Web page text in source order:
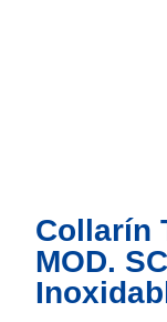
Collarín
MOD.